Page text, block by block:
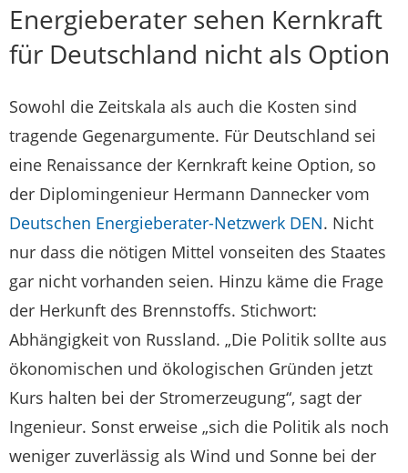
Energieberater sehen Kernkraft
für Deutschland nicht als Option
Sowohl die Zeitskala als auch die Kosten sind
tragende Gegenargumente. Für Deutschland sei
eine Renaissance der Kernkraft keine Option, so
der Diplomingenieur Hermann Dannecker vom
Deutschen Energieberater-Netzwerk DEN. Nicht
nur dass die nötigen Mittel vonseiten des Staates
gar nicht vorhanden seien. Hinzu käme die Frage
der Herkunft des Brennstoffs. Stichwort:
Abhängigkeit von Russland. „Die Politik sollte aus
ökonomischen und ökologischen Gründen jetzt
Kurs halten bei der Stromerzeugung“, sagt der
Ingenieur. Sonst erweise „sich die Politik als noch
weniger zuverlässig als Wind und Sonne bei der